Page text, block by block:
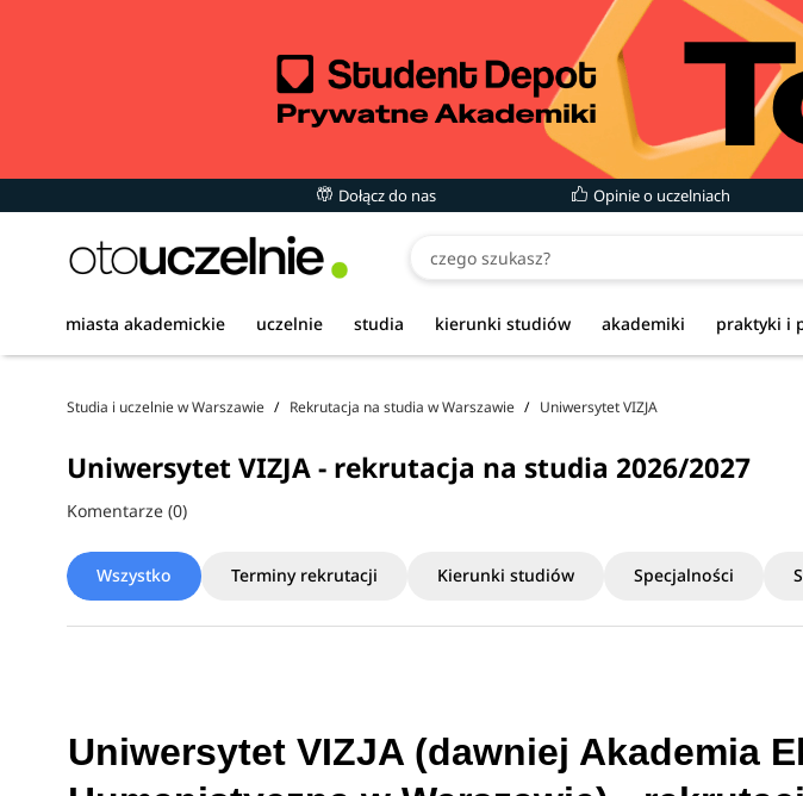
Dołącz do nas Opinie o uczelniach
miasta akademickie uczelnie studia kierunki studiów akademiki praktyki i
Studia i uczelnie w Warszawie Rekrutacja na studia w Warszawie Uniwersytet VIZJA
Uniwersytet VIZJA - rekrutacja na studia 2026/2027
Czego szukasz
Komentarze (0)
Wszystko Terminy rekrutacji Kierunki studiów Specjalności
Uniwersytet VIZJA (dawniej Akademia